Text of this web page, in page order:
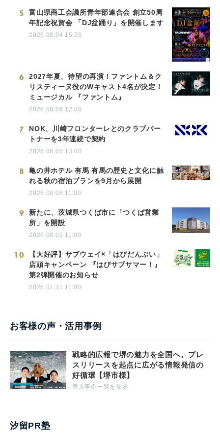
5
富山県商工会議所青年部連合会 創立50周
年記念祝賀会 「DJ盆踊り」を開催します
2026.08.04 15:25
6
2027年夏、待望の再演！ファントム＆ク
リスティーヌ役のWキャスト4名が決定！
ミュージカル 『ファントム』
2026.08.06 12:00
7
NOK、川崎フロンターレとのクラブパー
トナーを3年連続で契約
2026.08.05 13:00
8
亀の井ホテル 有馬 有馬の歴史と文化に触
れる秋の宿泊プランを9月から展開
2026.08.06 11:00
9
新たに、茨城県つくば市に「つくば営業
所」を開設
2026.08.03 11:00
10
【大好評】サブウェイ×「はぴだんぶい」
店頭キャンペーン 『はぴサブサマー！』
第2弾開催のお知らせ
2026.07.31 11:00
お客様の声・活用事例
戦略的広報で堺の魅力を全国へ。プレ
スリリースを起点に広がる情報発信の
好循環【堺市様】
導入事例一覧を見る
汐留PR塾